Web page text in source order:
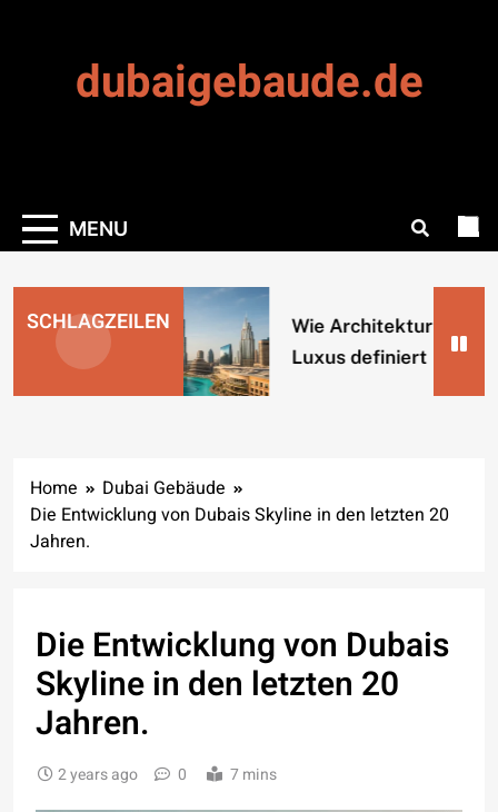
dubaigebaude.de
MENU
SCHLAGZEILEN
Wie Architektur Dubais
Luxus definiert
Home
Dubai Gebäude
Die Entwicklung von Dubais Skyline in den letzten 20
Jahren.
Die Entwicklung von Dubais
Skyline in den letzten 20
Jahren.
2 years ago 0 7 mins